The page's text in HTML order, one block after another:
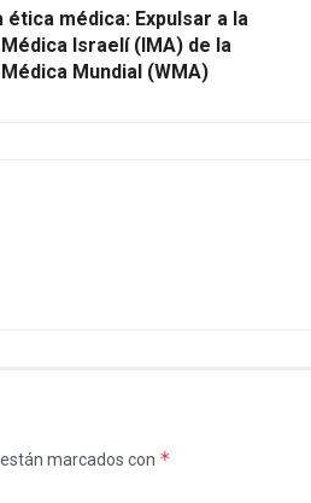
ética médica: Expulsar a la
Israelí (IMA) de la
Mundial (WMA)
marcados con *